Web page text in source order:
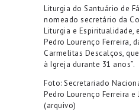
Liturgia do Santuário de
nomeado secretário da
Liturgia e Espiritualidade,
Pedro Lourenço Ferreira,
Carmelitas Descalços,
à Igreja durante 31 anos”.
Foto: Secretariado
Pedro Lourenço Ferreira e
(arquivo)